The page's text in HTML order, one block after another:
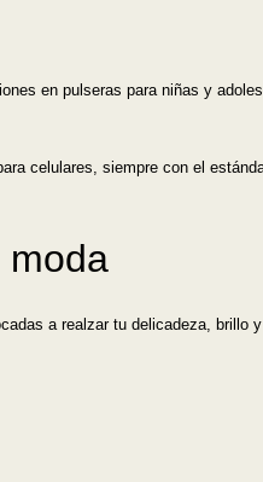
en pulseras para niñas y
celulares, siempre con el
moda
a realzar tu delicadeza, brillo